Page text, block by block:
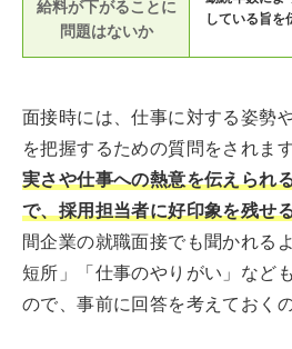
給料が下がることに
問題はないか
している旨を
面接時には、仕事に対する姿勢
を把握するための質問をされま
実さや仕事への熱意を伝えられ
で、採用担当者に好印象を残せ
間企業の就職面接でも聞かれる
短所」「仕事のやりがい」など
ので、事前に回答を考えておく